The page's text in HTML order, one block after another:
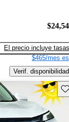
El precio incluye tasas
$465/mes
Verif. disponibilidad